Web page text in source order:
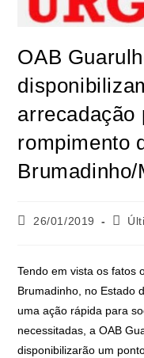
OAB
arrecadação
rompimento
Brumadinho/
26/01/2019
Tendo em vista os fatos
Brumadinho, no Estado
uma ação rápida para
necessitadas, a OAB
disponibilizarão um